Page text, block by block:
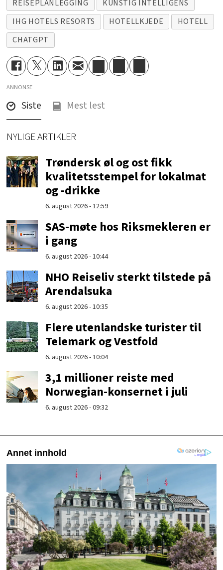
REISEPLANLEGGING
KUNSTIG INTELLIGENS
IHG HOTELS RESORTS
HOTELLKJEDE
HOTELL
CHATGPT
ANNONSE
Siste Mest lest
NYLIGE ARTIKLER
Trøndersk øl og ost fikk
kvalitetsstempel for lokalmat
og -drikke
6. august 2026 - 12:59
SAS-møte hos Riksmekleren er
i gang
6. august 2026 - 10:44
NHO Reiseliv sterkt tilstede på
Arendalsuka
6. august 2026 - 10:35
Flere utenlandske turister til
Telemark og Vestfold
6. august 2026 - 10:04
3,1 millioner reiste med
Norwegian-konsernet i juli
6. august 2026 - 09:32